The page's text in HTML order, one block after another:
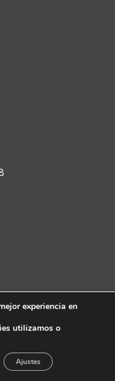
Privacidad
2017-22
experiencia en
utilizamos o
Ajustes